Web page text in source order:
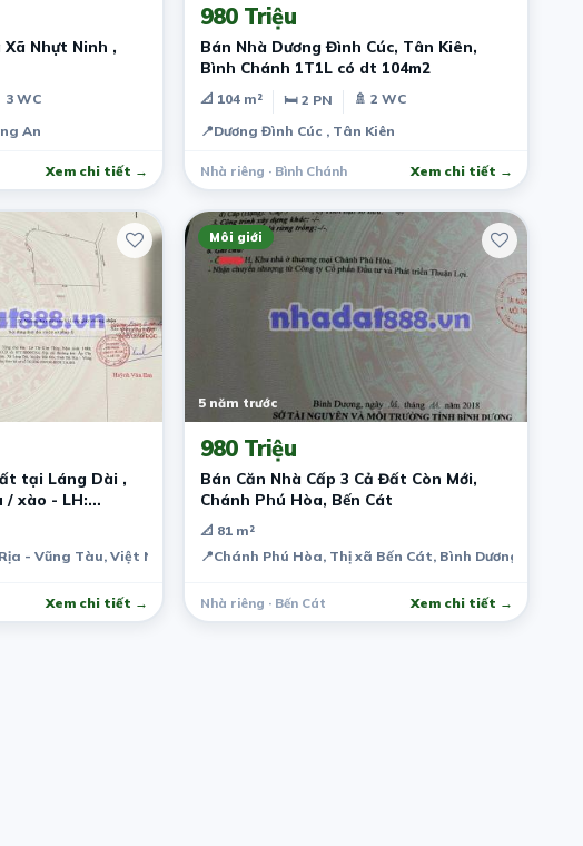
Nhựt Ninh ,
3 WC
An
Xem chi tiết →
980 Triệu
Bán Nhà Dương Đình Cúc, Tân Kiên,
Bình Chánh 1T1L có dt 104m2
📐 104 m² 🛏 2 PN
🚿 2 WC
📍Dương Đình Cúc , Tân Kiên
Nhà riêng · Bình Chánh Xem chi tiết →
tại Láng Dài ,
/ xào - LH:
- Vũng Tàu, Việt Nam
Xem chi tiết →
Môi giới
5 năm trước
980 Triệu
Bán Căn Nhà Cấp 3 Cả Đất Còn Mới,
Chánh Phú Hòa, Bến Cát
📐 81 m²
📍Chánh Phú Hòa, Thị xã Bến Cát, Bình Dương, Việt
Nhà riêng · Bến Cát Xem chi tiết →